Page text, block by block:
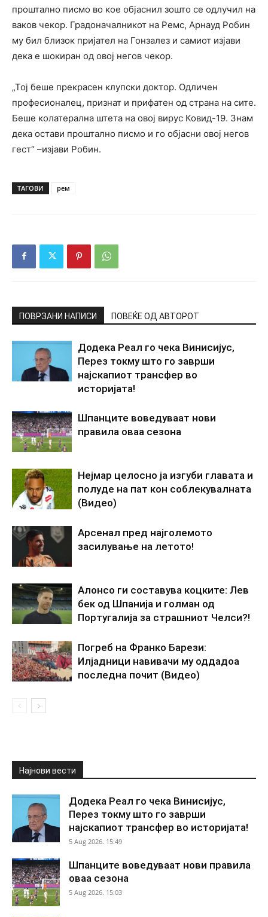
проштално писмо во кое објаснил зошто се одлучил на
ваков чекор. Градоначалникот на Ремс, Арнауд Робин
му бил близок пријател на Гонзалез и самиот изјави
дека е шокиран од овој негов чекор.
„Тој беше прекрасен клупски доктор. Одличен
професионалец, признат и прифатен од страна на сите.
Беше колатерална штета на овој вирус Ковид-19. Знам
дека остави проштално писмо и го објасни овој негов
гест“ –изјави Робин.
ТАГОВИ рем
ПОВРЗАНИ НАПИСИ ПОВЕЌЕ ОД АВТОРОТ
Додека Реал го чека Винисијус,
Перез токму што го заврши
најскапиот трансфер во
историјата!
Шпанците воведуваат нови
правила оваа сезона
Нејмар целосно ја изгуби главата и
полуде на пат кон соблекувалната
(Видео)
Арсенал пред најголемото
засилување на летото!
Алонсо ги составува коцките: Лев
бек од Шпанија и голман од
Португалија за страшниот Челси?!
Погреб на Франко Барези:
Илјадници навивачи му оддадоа
последна почит (Видео)
Најнови вести
Додека Реал го чека Винисијус,
Перез токму што го заврши
најскапиот трансфер во историјата!
5 Aug 2026. 15:49
Шпанците воведуваат нови правила
оваа сезона
5 Aug 2026. 15:03